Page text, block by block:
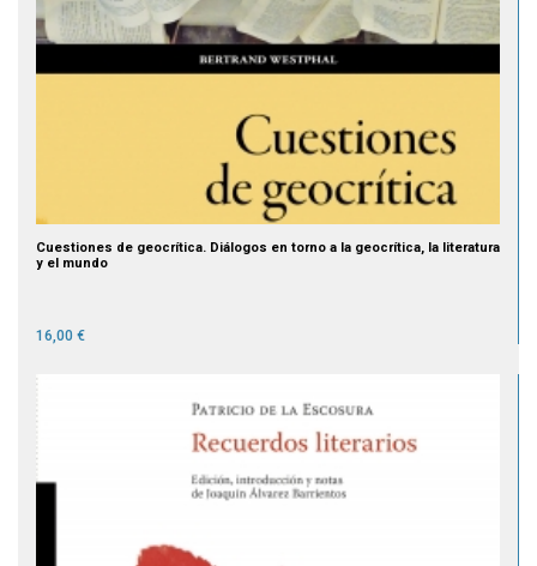
Cuestiones de geocrítica. Diálogos en torno a la geocrítica, la literatura
y el mundo
16,00 €